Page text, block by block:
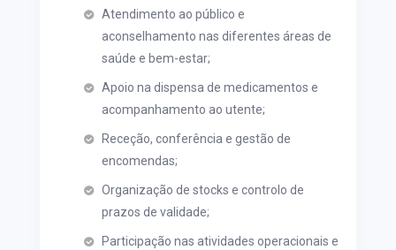
Atendimento ao público e
aconselhamento nas diferentes áreas de
saúde e bem-estar;
Apoio na dispensa de medicamentos e
acompanhamento ao utente;
Receção, conferência e gestão de
encomendas;
Organização de stocks e controlo de
prazos de validade;
Participação nas atividades operacionais e